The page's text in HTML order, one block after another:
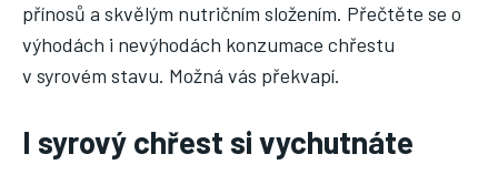
FITNESS
HUBNUTÍ
přínosů a skvělým nutričním složením. Přečtěte se o
výhodách i nevýhodách konzumace chřestu
v syrovém stavu. Možná vás překvapí.
I syrový chřest si vychutnáte